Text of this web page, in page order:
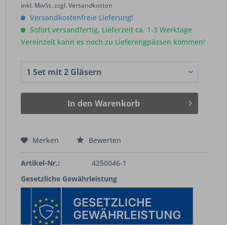
inkl. MwSt.zzgl. Versandkosten
Versandkostenfreie Lieferung!
Sofort versandfertig, Lieferzeit ca. 1-3 Werktage
Vereinzelt kann es noch zu Lieferengpässen kommen!
In den Warenkorb
Merken Bewerten
Artikel-Nr.:
4250046-1
Gesetzliche Gewährleistung